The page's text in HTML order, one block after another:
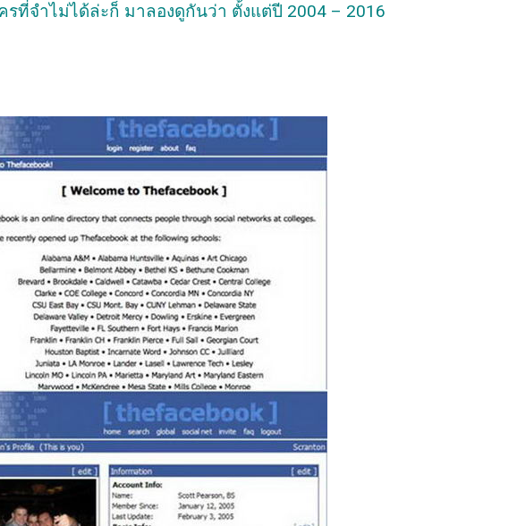
ที่จำไม่ได้ล่ะก็ มาลองดูกันว่า ตั้งแต่ปี 2004 – 2016